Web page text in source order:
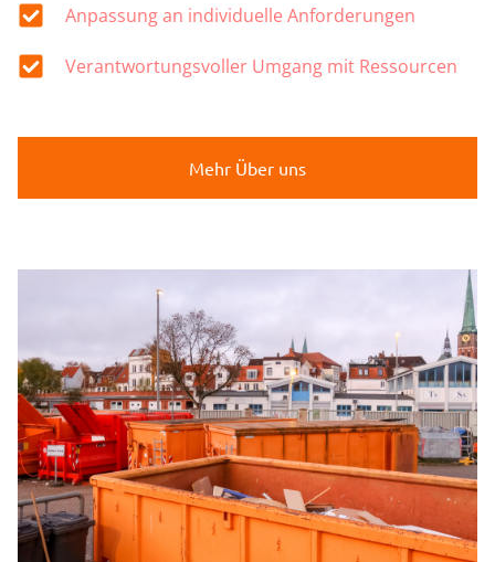
Anpassung an individuelle Anforderungen
Verantwortungsvoller Umgang mit Ressourcen
Mehr Über uns